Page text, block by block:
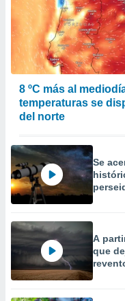
8 ºC más al
temperaturas se
del norte
Se
A
que